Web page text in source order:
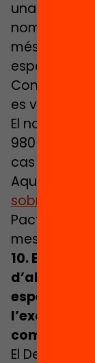
una
només
més d’un
es va fixar
El nou
980 euros
cas dels
Aquesta
sobre el
Pacte
mes de juny
10.
d’alumnes
l’excessiva
complexos
El